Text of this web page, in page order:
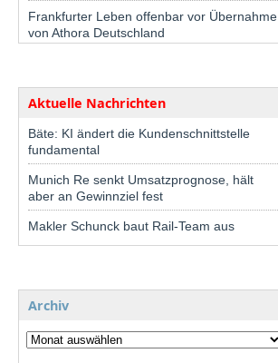
Frankfurter Leben offenbar vor Übernahme
von Athora Deutschland
Aktuelle Nachrichten
Bäte: KI ändert die Kundenschnittstelle
fundamental
Munich Re senkt Umsatzprognose, hält
aber an Gewinnziel fest
Makler Schunck baut Rail-Team aus
Archiv